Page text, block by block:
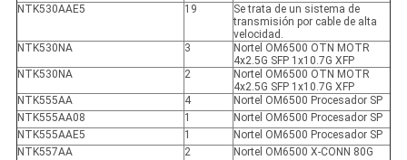
NTK530AAE5
19
Se trata de un sistema de
transmisión por cable de alta
velocidad.
NTK530NA
3
Nortel OM6500 OTN MOTR
4x2.5G SFP 1x10.7G XFP
NTK530NA
2
Nortel OM6500 OTN MOTR
4x2.5G SFP 1x10.7G XFP
NTK555AA
4
Nortel OM6500 Procesador SP
NTK555AA08
1
Nortel OM6500 Procesador SP
NTK555AAE5
1
Nortel OM6500 Procesador SP
NTK557AA
2
Nortel OM6500 X-CONN 80G